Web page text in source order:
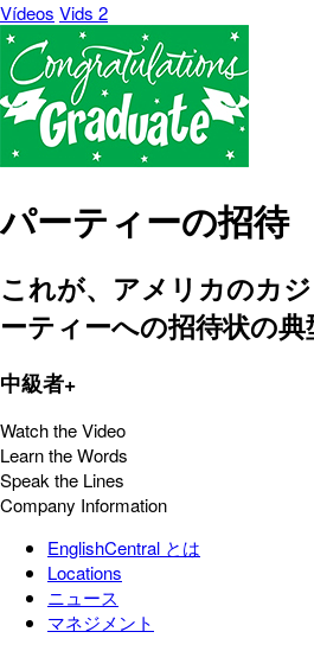
Vídeos Vids 2
パーティーの招待
これが、アメリカのカ
ーティーへの招待状の典
中級者+
Watch the Video
Learn the Words
Speak the Lines
Company Information
EnglishCentral とは
Locations
ニュース
マネジメント